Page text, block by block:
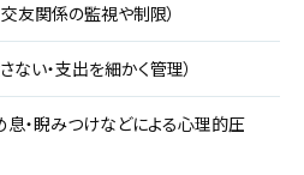
友関係の監視や制限）
い・支出を細かく管理）
息・睨みつけなどによる心理的圧